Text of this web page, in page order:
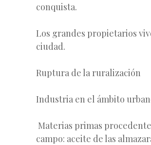
conquista.
Los grandes propietarios
ciudad.
Ruptura de la ruralización
Industria en el ámbito
Materias primas
campo: aceite de las